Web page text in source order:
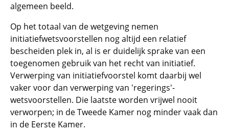
algemeen beeld.
Op het totaal van de wetgeving nemen
initiatiefwetsvoorstellen nog altijd een relatief
bescheiden plek in, al is er duidelijk sprake van een
toegenomen gebruik van het recht van initiatief.
Verwerping van initiatiefvoorstel komt daarbij wel
vaker voor dan verwerping van 'regerings'-
wetsvoorstellen. Die laatste worden vrijwel nooit
verworpen; in de Tweede Kamer nog minder vaak dan
in de Eerste Kamer.